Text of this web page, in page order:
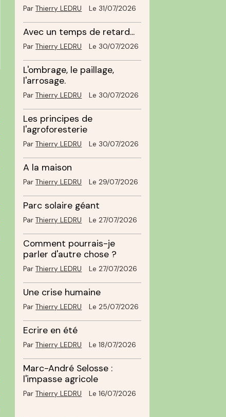
ParThierry LEDRU Le 31/07/2026
Avec un temps de retard...
ParThierry LEDRU Le 30/07/2026
L'ombrage, le paillage,
l'arrosage.
ParThierry LEDRU Le 30/07/2026
Les principes de
l'agroforesterie
ParThierry LEDRU Le 30/07/2026
A la maison
ParThierry LEDRU Le 29/07/2026
Parc solaire géant
ParThierry LEDRU Le 27/07/2026
Comment pourrais-je
parler d'autre chose ?
ParThierry LEDRU Le 27/07/2026
Une crise humaine
ParThierry LEDRU Le 25/07/2026
Ecrire en été
ParThierry LEDRU Le 18/07/2026
Marc-André Selosse :
l'impasse agricole
ParThierry LEDRU Le 16/07/2026